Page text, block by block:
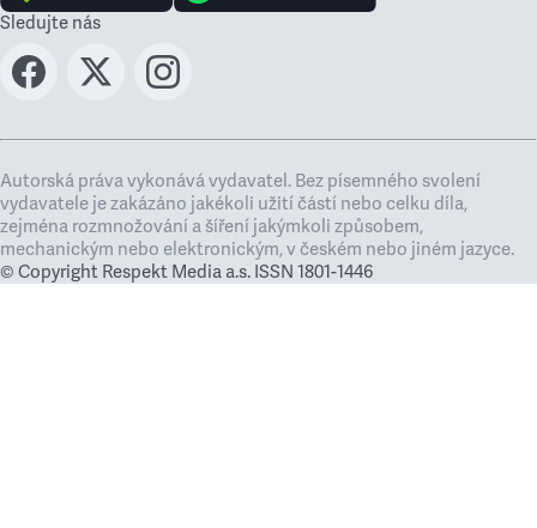
Sledujte nás
Autorská práva vykonává vydavatel. Bez písemného svolení
vydavatele je zakázáno jakékoli užití částí nebo celku díla,
zejména rozmnožování a šíření jakýmkoli způsobem,
mechanickým nebo elektronickým, v českém nebo jiném jazyce.
© Copyright Respekt Media a.s. ISSN 1801-1446